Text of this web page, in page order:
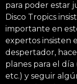
para poder estar
Disco Tropics
importante en
expertos insisten
despertador,
planes para el día
etc.) y seguir